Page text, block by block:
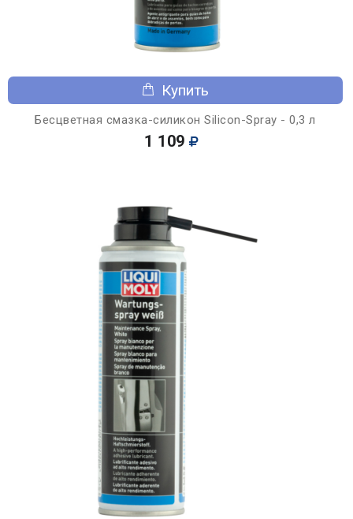
Купить
Бесцветная смазка-силикон Silicon-Spray - 0,3 л
1 109